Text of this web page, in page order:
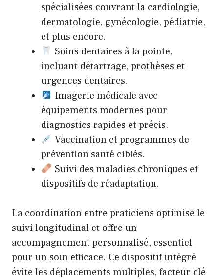
spécialisées couvrant la cardiologie,
dermatologie, gynécologie, pédiatrie,
et plus encore.
Soins dentaires à la pointe,
incluant détartrage, prothèses et
urgences dentaires.
Imagerie médicale avec
équipements modernes pour
diagnostics rapides et précis.
Vaccination et programmes de
prévention santé ciblés.
Suivi des maladies chroniques et
dispositifs de réadaptation.
La coordination entre praticiens optimise le
suivi longitudinal et offre un
accompagnement personnalisé, essentiel
pour un soin efficace. Ce dispositif intégré
évite les déplacements multiples, facteur clé